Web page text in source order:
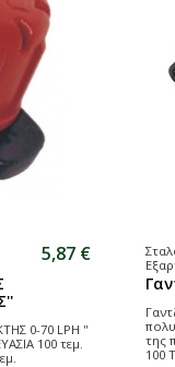
5,87 €
0-70 LPH ''
100 τεμ.
της
100